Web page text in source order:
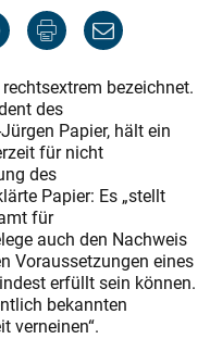
bezeichnet.
des
Papier, hält ein
für nicht
des
Papier: Es „stellt
für
auch den Nachweis
Voraussetzungen eines
erfüllt sein können.
bekannten
verneinen“.